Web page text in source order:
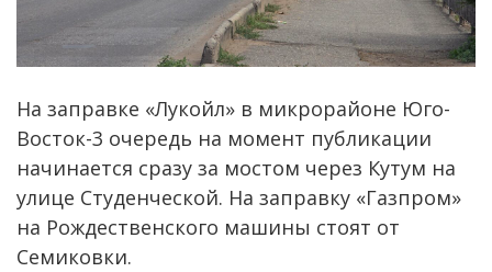
На заправке «Лукойл» в микрорайоне Юго-
Восток-3 очередь на момент публикации
начинается сразу за мостом через Кутум на
улице Студенческой. На заправку «Газпром»
на Рождественского машины стоят от
Семиковки.